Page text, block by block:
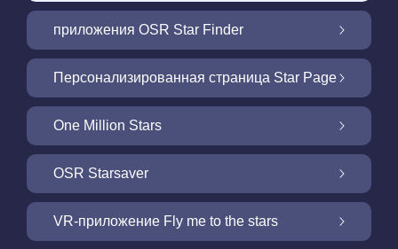
приложения OSR Star Finder
Найдите свою звезду на ночном небе с
Finder
Персонализированная страница Star Page
Персонализируйте свой подарок Star
Page
One Million Stars
One Million Stars: Исследуйте нашу
OSR Starsaver
Осветите свой экран с помощью OSR
VR-приложение Fly me to the stars